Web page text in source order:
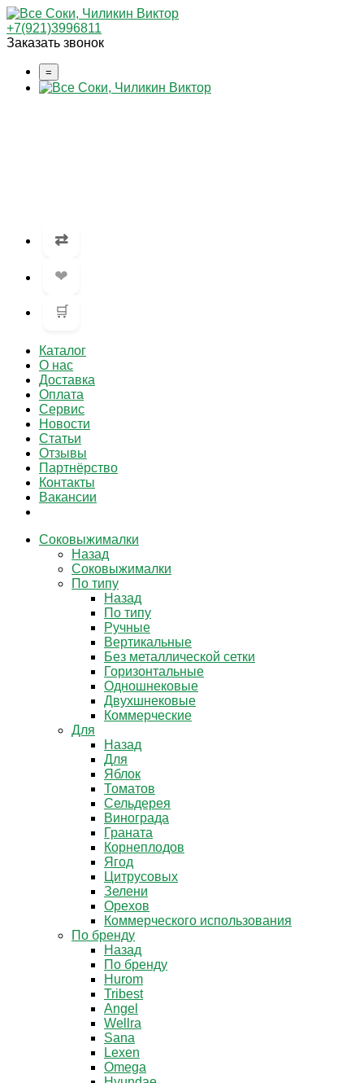
+7(921)3996811
Заказать звонок
=
⇄
❤
🛒
Каталог
О нас
Доставка
Оплата
Сервис
Новости
Статьи
Отзывы
Партнёрство
Контакты
Вакансии
Соковыжималки
Назад
Соковыжималки
По типу
Назад
По типу
Ручные
Вертикальные
Без металлической сетки
Горизонтальные
Одношнековые
Двухшнековые
Коммерческие
Для
Назад
Для
Яблок
Томатов
Cельдерея
Винограда
Граната
Корнеплодов
Ягод
Цитрусовых
Зелени
Орехов
Коммерческого использования
По бренду
Назад
По бренду
Hurom
Tribest
Angel
Wellra
Sana
Lexen
Omega